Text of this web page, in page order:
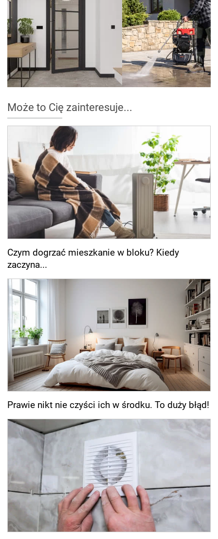
Może to Cię zainteresuje...
Czym dogrzać mieszkanie w bloku? Kiedy
zaczyna...
Prawie nikt nie czyści ich w środku. To duży błąd!